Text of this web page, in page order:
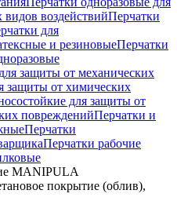
воздействийПерчатки
для
и резиновыеПерчатки
защиты от механических
защиты от химических
для защиты от
поврежденийПерчатки и
Перчатки
Перчатки рабочие
MANIPULA
покрытие (облив),